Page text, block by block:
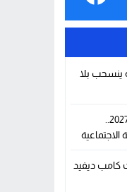
ينسحب بلا
الاجتماعية
هل كشفت كامب ديفيد